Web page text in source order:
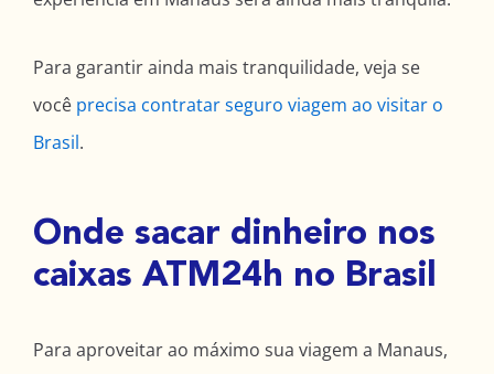
Para garantir ainda mais tranquilidade, veja se
você precisa contratar seguro viagem ao visitar o
Brasil.
Onde sacar dinheiro nos
caixas ATM24h no Brasil
Para aproveitar ao máximo sua viagem a Manaus,